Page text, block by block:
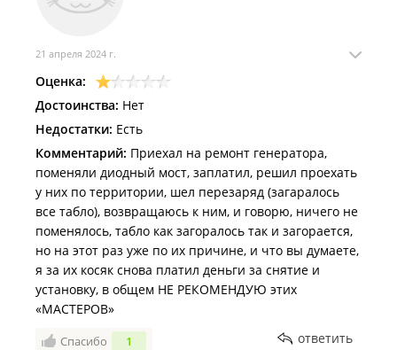
21 апреля 2024 г.
Оценка:
Достоинства: Нет
Недостатки: Есть
Комментарий: Приехал на ремонт генератора,
поменяли диодный мост, заплатил, решил проехать
у них по территории, шел перезаряд (загаралось
все табло), возвращаюсь к ним, и говорю, ничего не
поменялось, табло как загоралось так и загорается,
но на этот раз уже по их причине, и что вы думаете,
я за их косяк снова платил деньги за снятие и
установку, в общем НЕ РЕКОМЕНДУЮ этих
«МАСТЕРОВ»
Спасибо 1 ответить